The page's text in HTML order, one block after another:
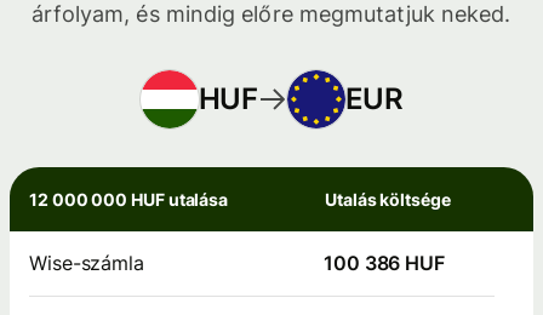
árfolyam, és mindig előre megmutatjuk neked.
HUF EUR
12 000 000 HUF utalása Utalás költsége
Wise-számla 100 386 HUF